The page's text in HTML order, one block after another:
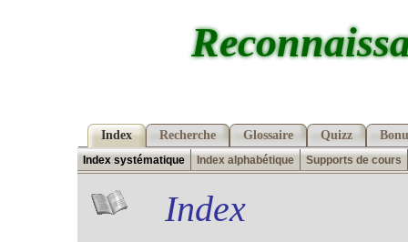
Index Recherche Glossaire Quizz
Index systématique Index alphabétique Supports de cours
Index